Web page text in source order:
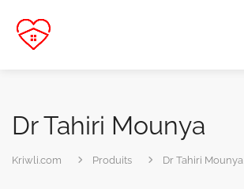
Dr Tahiri Mounya
Kriwli.com Produits Dr Tahiri Mounya